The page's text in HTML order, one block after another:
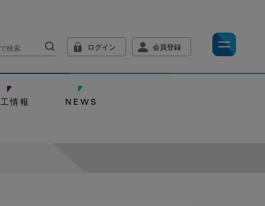
ログイン 会員登録
情報 NEWS